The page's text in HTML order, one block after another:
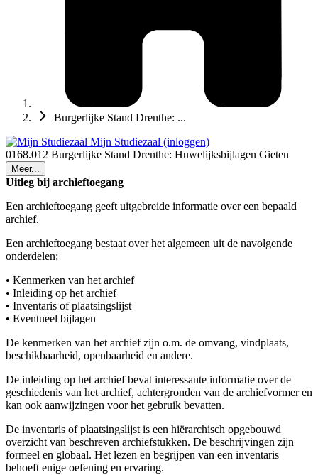
Burgerlijke Stand Drenthe: ...
Mijn Studiezaal (inloggen)
0168.012 Burgerlijke Stand Drenthe: Huwelijksbijlagen Gieten
Meer...
Uitleg bij archieftoegang
Een archieftoegang geeft uitgebreide informatie over een bepaald
archief.
Een archieftoegang bestaat over het algemeen uit de navolgende
onderdelen:
• Kenmerken van het archief
• Inleiding op het archief
• Inventaris of plaatsingslijst
• Eventueel bijlagen
De kenmerken van het archief zijn o.m. de omvang, vindplaats,
beschikbaarheid, openbaarheid en andere.
De inleiding op het archief bevat interessante informatie over de
geschiedenis van het archief, achtergronden van de archiefvormer en
kan ook aanwijzingen voor het gebruik bevatten.
De inventaris of plaatsingslijst is een hiërarchisch opgebouwd
overzicht van beschreven archiefstukken. De beschrijvingen zijn
formeel en globaal. Het lezen en begrijpen van een inventaris
behoeft enige oefening en ervaring.